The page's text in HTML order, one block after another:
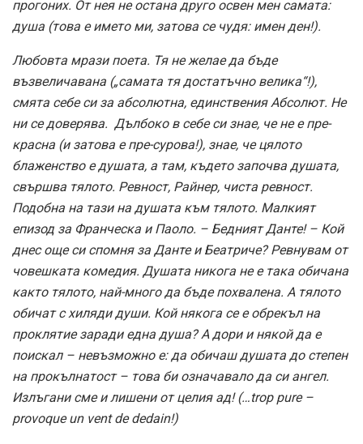
прогоних. От нея не остана друго освен мен самата:
душа (това е името ми, затова се чудя: имен ден!).
Любовта мрази поета. Тя не желае да бъде
възвеличавана („самата тя достатъчно велика“!),
смята себе си за абсолютна, единствения Абсолют. Не
ни се доверява. Дълбоко в себе си знае, че не е пре-
красна (и затова е пре-сурова!), знае, че цялото
блаженство е душата, а там, където започва душата,
свършва тялото. Ревност, Райнер, чиста ревност.
Подобна на тази на душата към тялото. Малкият
епизод за Франческа и Паоло. – Бедният Данте! – Кой
днес още си спомня за Данте и Беатриче? Ревнувам от
човешката комедия. Душата никога не е така обичана
както тялото, най-много да бъде похвалена. А тялото
обичат с хиляди души. Кой някога се е обрекъл на
проклятие заради една душа? А дори и някой да е
поискал – невъзможно е: да обичаш душата до степен
на прокълнатост – това би означавало да си ангел.
Излъгани сме и лишени от целия ад! (…trop pure –
provoque un vent de dedain!)